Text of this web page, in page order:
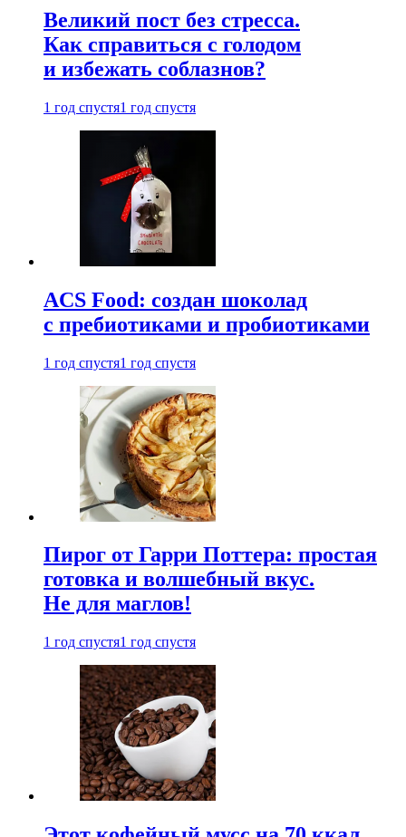
Великий пост без стресса.
Как справиться с голодом
и избежать соблазнов?
1 год спустя1 год спустя
ACS Food: создан шоколад
с пребиотиками и пробиотиками
1 год спустя1 год спустя
Пирог от Гарри Поттера: простая
готовка и волшебный вкус.
Не для маглов!
1 год спустя1 год спустя